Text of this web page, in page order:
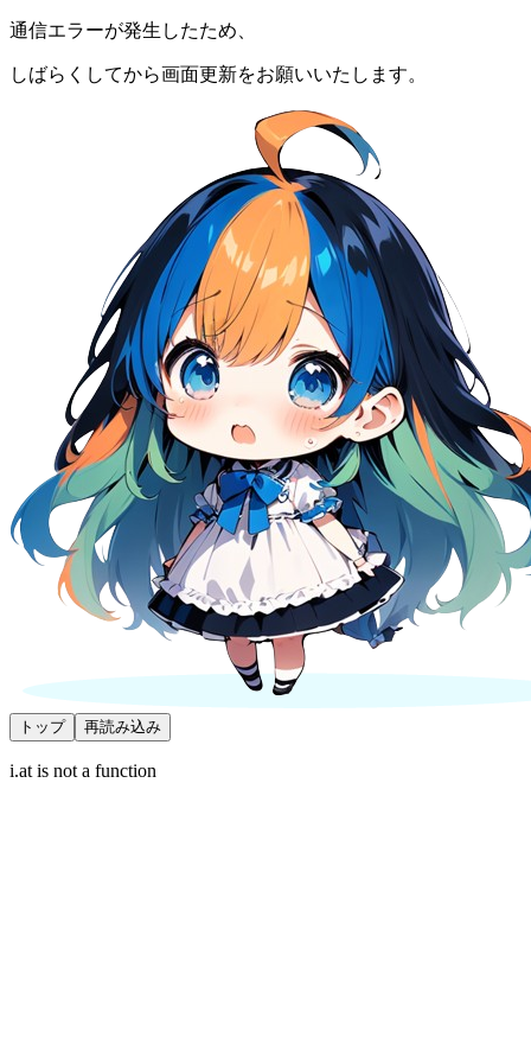
通信エラーが発生したため、
しばらくしてから画面更新をお願いいたします。
トップ 再読み込み
i.at is not a function